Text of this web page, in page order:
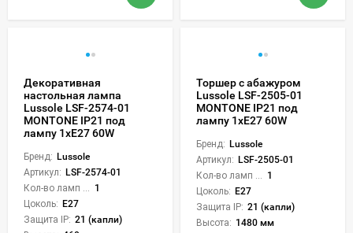
Декоративная
настольная лампа
Lussole LSF-2574-01
MONTONE IP21 под
лампу 1xE27 60W
Бренд: Lussole
Артикул: LSF-2574-01
1
Цоколь: E27
Защита IP: 21 (капли)
Торшер с абажуром
Lussole LSF-2505-01
MONTONE IP21 под
лампу 1xE27 60W
Бренд: Lussole
Артикул: LSF-2505-01
1
Цоколь: E27
Защита IP: 21 (капли)
Высота: 1480 мм